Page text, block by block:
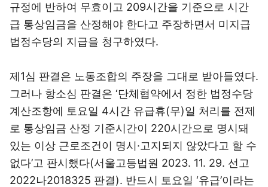
규정에 반하여 무효이고 209시간을 기준으로 시간
급 통상임금을 산정해야 한다고 주장하면서 미지급
법정수당의 지급을 청구하였다.
제1심 판결은 노동조합의 주장을 그대로 받아들였다.
그러나 항소심 판결은 ‘단체협약에서 정한 법정수당
계산조항에 토요일 4시간 유급휴(무)일 처리를 전제
로 통상임금 산정 기준시간이 220시간으로 명시돼
있는 이상 근로조건이 명시·고지되지 않았다고 할 수
없다’고 판시했다(서울고등법원 2023. 11. 29. 선고
2022나2018325 판결). 반드시 토요일 ‘유급’이라는